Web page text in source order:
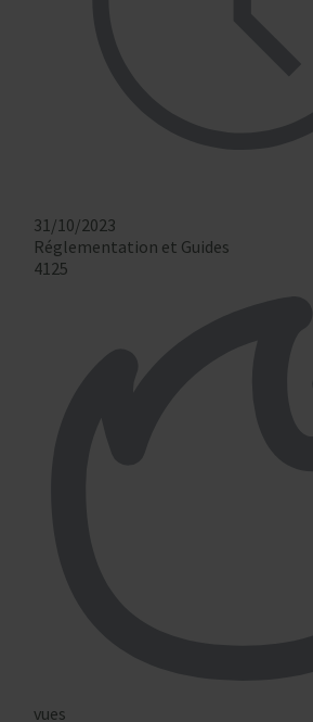
31/10/2023
Réglementation et Guides
4125
vues